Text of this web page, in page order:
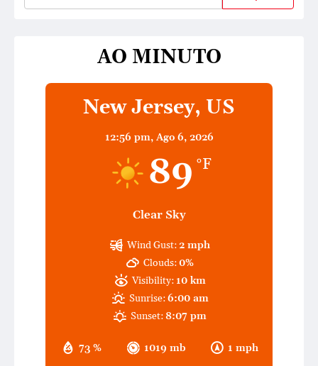
AO MINUTO
New Jersey, US
12:56 pm, Ago 6, 2026
89 °F
Clear Sky
73 % 1019 mb 1 mph
Wind Gust:2 mph
Clouds:0%
Visibility: 10 km
Sunrise:6:00 am
Sunset:8:07 pm